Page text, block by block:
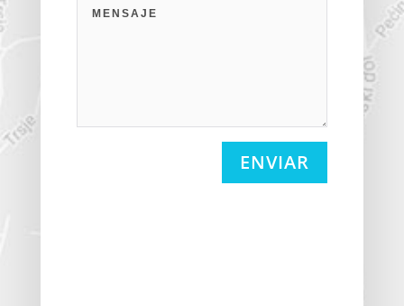
ENVIAR